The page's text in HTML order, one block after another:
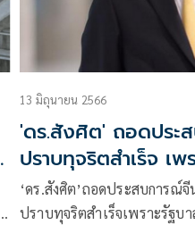
13 มิถุนายน 2566
'ดร.สังศิต' ถอดประ
ปราบทุจริตสำเร็จ เพ
แนะไทยเรียนรู้ได้
‘ดร.สังศิต’ถอดประสบการ
ปราบทุจริตสำเร็จเพราะรัฐ